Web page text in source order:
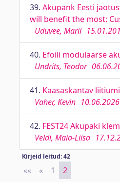
39. Akupank Eesti
will benefit the most:
Uduvee, Marii
40. Efoili modulaarse
Undrits, Teodor
41. Kaasaskantav
Vaher, Kevin 10.06.2026
42. FEST24 Akupaki
Veldi, Maia-Liisa
Kirjeid leitud: 42
«« First
« Previous
1 2